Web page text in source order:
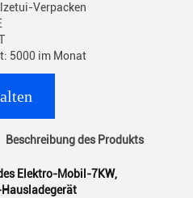
Verpacken
5000 im Monat
Beschreibung des Produkts
Elektro-Mobil-7KW,